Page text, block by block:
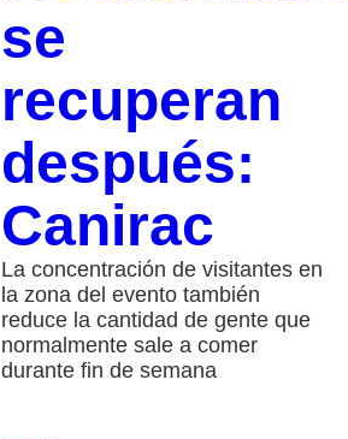
se
recuperan
después:
Canirac
La concentración de visitantes en
la zona del evento también
reduce la cantidad de gente que
normalmente sale a comer
durante fin de semana